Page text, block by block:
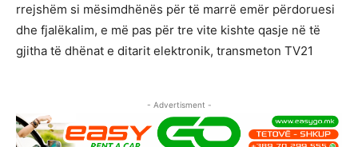
rrejshëm si mësimdhënës për të marrë emër përdoruesi
dhe fjalëkalim, e më pas për tre vite kishte qasje në të
gjitha të dhënat e ditarit elektronik, transmeton TV21
- Advertisment -